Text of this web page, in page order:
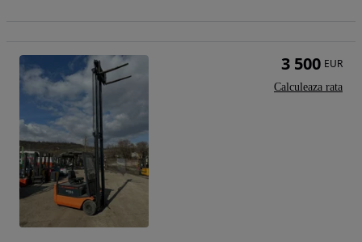
3 500 EUR
Calculeaza rata